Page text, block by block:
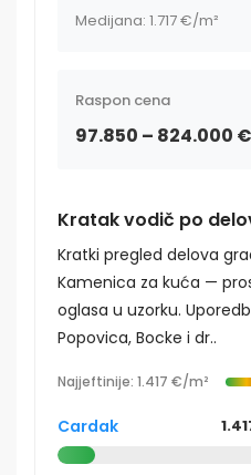
Medijana: 1.717 €/m²
Raspon cena
97.850 – 824.000 €
Kratak vodič po
Kratki pregled delova
Kamenica za kuća —
oglasa u uzorku.
Popovica, Bocke i dr..
Najjeftinije: 1.417 €/m²
Cardak